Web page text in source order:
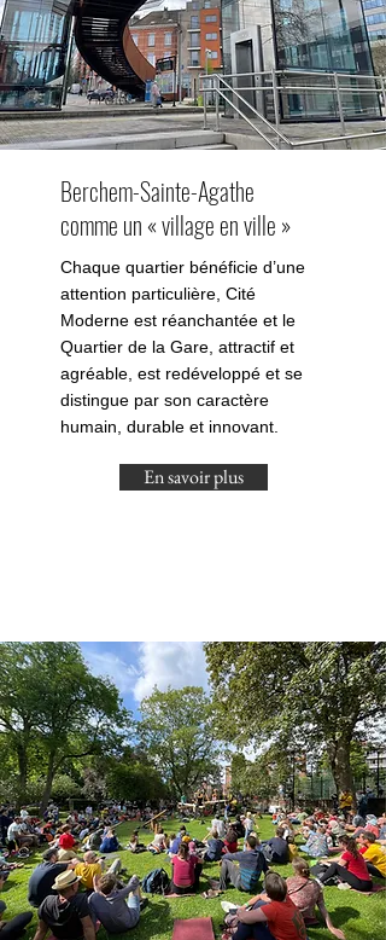
Berchem-Sainte-Agathe
comme un « village en ville »
Chaque quartier bénéficie d’une
attention particulière, Cité
Moderne est réanchantée et le
Quartier de la Gare, attractif et
agréable, est redéveloppé et se
distingue par son caractère
humain, durable et innovant.
En savoir plus